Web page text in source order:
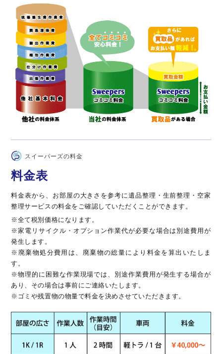
スイーパーズの料金
料金表
料金表から、お部屋の大きさを参考に遺品整理・生前整理・空家
整理サービスの料金をご確認していただくことができます。
※全て税別価格になります。
※家電リサイクル・オプション作業代が必要な場合は別途費用が
発生します。
※廃棄物処分費用は、廃棄物の総量により料金を算出いたしま
す。
※物理的に困難な作業現場では、別途作業費用が発生する場合が
あり、その場合は事前にご連絡いたします。
※ゴミや残置物の物量で料金を決めさせていただきます。